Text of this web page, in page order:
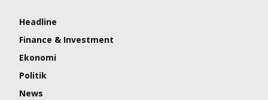
Headline
Finance & Investment
Ekonomi
Politik
News